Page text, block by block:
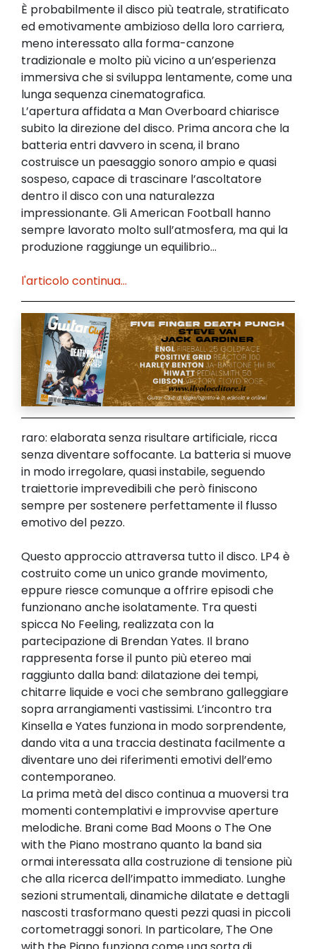
È probabilmente il disco più teatrale, stratificato
ed emotivamente ambizioso della loro carriera,
meno interessato alla forma-canzone
tradizionale e molto più vicino a un’esperienza
immersiva che si sviluppa lentamente, come una
lunga sequenza cinematografica.
L’apertura affidata a Man Overboard chiarisce
subito la direzione del disco. Prima ancora che la
batteria entri davvero in scena, il brano
costruisce un paesaggio sonoro ampio e quasi
sospeso, capace di trascinare l’ascoltatore
dentro il disco con una naturalezza
impressionante. Gli American Football hanno
sempre lavorato molto sull’atmosfera, ma qui la
produzione raggiunge un equilibrio...
l'articolo continua...
raro: elaborata senza risultare artificiale, ricca
senza diventare soffocante. La batteria si muove
in modo irregolare, quasi instabile, seguendo
traiettorie imprevedibili che però finiscono
sempre per sostenere perfettamente il flusso
emotivo del pezzo.
Questo approccio attraversa tutto il disco. LP4 è
costruito come un unico grande movimento,
eppure riesce comunque a offrire episodi che
funzionano anche isolatamente. Tra questi
spicca No Feeling, realizzata con la
partecipazione di Brendan Yates. Il brano
rappresenta forse il punto più etereo mai
raggiunto dalla band: dilatazione dei tempi,
chitarre liquide e voci che sembrano galleggiare
sopra arrangiamenti vastissimi. L’incontro tra
Kinsella e Yates funziona in modo sorprendente,
dando vita a una traccia destinata facilmente a
diventare uno dei riferimenti emotivi dell’emo
contemporaneo.
La prima metà del disco continua a muoversi tra
momenti contemplativi e improvvise aperture
melodiche. Brani come Bad Moons o The One
with the Piano mostrano quanto la band sia
ormai interessata alla costruzione di tensione più
che alla ricerca dell’impatto immediato. Lunghe
sezioni strumentali, dinamiche dilatate e dettagli
nascosti trasformano questi pezzi quasi in piccoli
cortometraggi sonori. In particolare, The One